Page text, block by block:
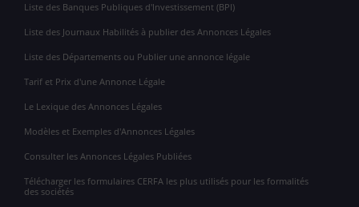
Liste des Banques Publiques d'Investissement (BPI)
Liste des Journaux Habilités à publier des Annonces Légales
Liste des Départements ou Publier une annonce légale
Tarif et Prix d'une Annonce Légale
Le Lexique des Annonces Légales
Modèles et Exemples d'Annonces Légales
Consulter les Annonces Légales Publiées
Télécharger les formulaires CERFA les plus utilisés pour les formalités
des sociétés